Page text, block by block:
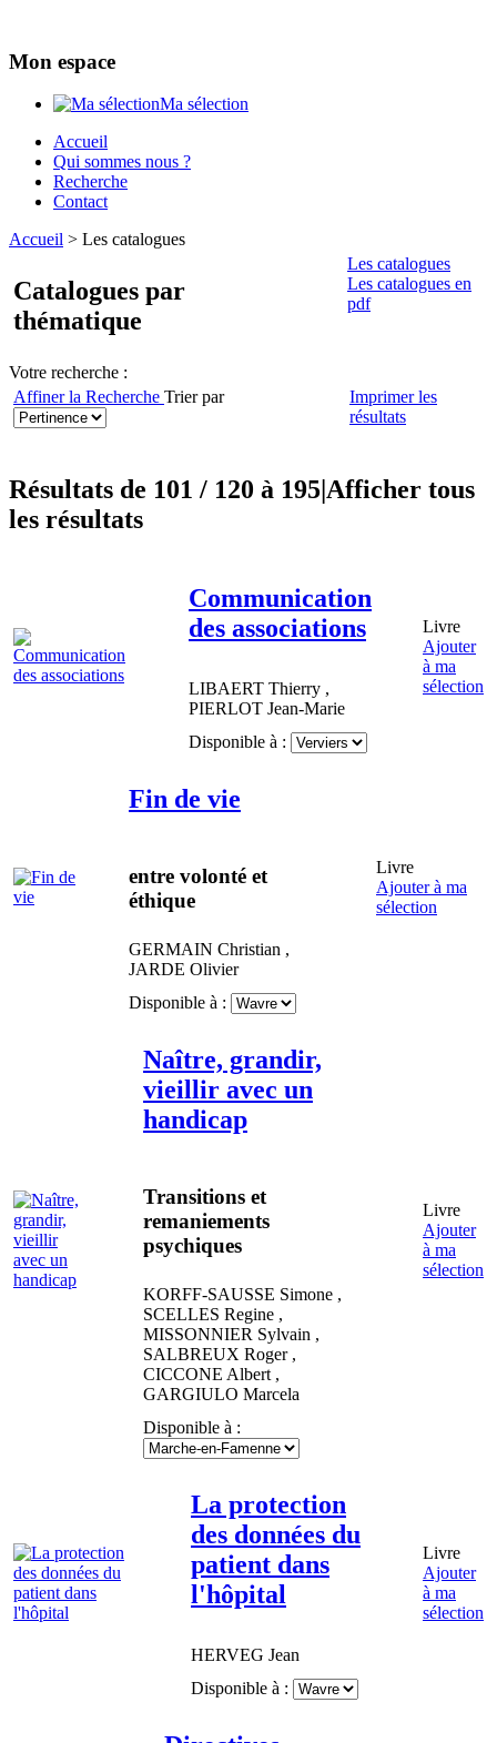
Mon espace
Ma sélection
Accueil
Qui sommes nous ?
Recherche
Contact
Accueil > Les catalogues
Catalogues par
thématique
Les catalogues
Les catalogues en
pdf
Votre recherche :
Affiner la Recherche Trier par
Imprimer les
résultats
Résultats de 101 / 120 à 195Afficher tous
les résultats
Communication
des associations
Livre
Ajouter
à ma
sélection
LIBAERT Thierry ,
PIERLOT Jean-Marie
Disponible à :
Fin de vie
Livre
Ajouter à ma
sélection
entre volonté et
éthique
GERMAIN Christian ,
JARDE Olivier
Disponible à :
Naître, grandir,
vieillir avec un
handicap
Livre
Ajouter
à ma
sélection
Transitions et
remaniements
psychiques
KORFF-SAUSSE Simone ,
SCELLES Regine ,
MISSONNIER Sylvain ,
SALBREUX Roger ,
CICCONE Albert ,
GARGIULO Marcela
Disponible à :
La protection
des données du
patient dans
l'hôpital
Livre
Ajouter
à ma
sélection
HERVEG Jean
Disponible à :